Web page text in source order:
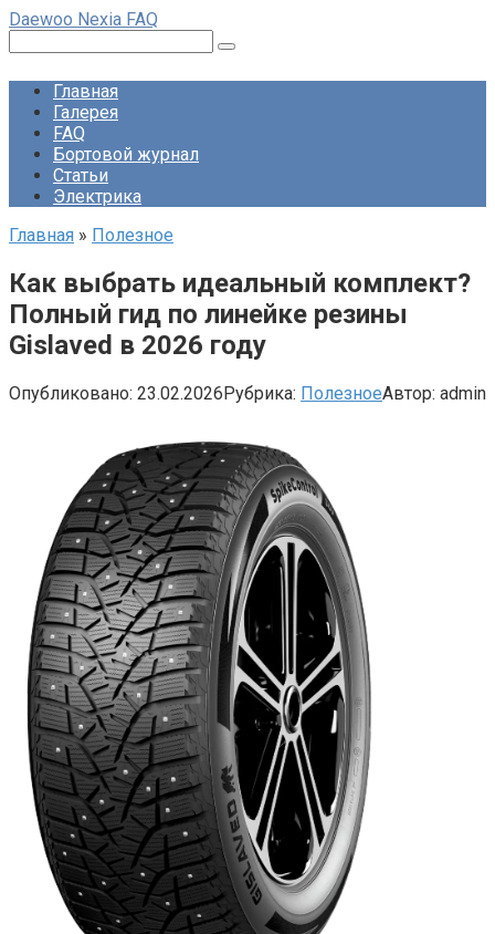
Перейти
контенту
Daewoo Nexia FAQ
Главная
Галерея
FAQ
Бортовой журнал
Статьи
Электрика
Главная » Полезное
Как выбрать идеальный комплект?
Полный гид по линейке резины
Gislaved в 2026 году
Опубликовано: 23.02.2026Рубрика: ПолезноеАвтор: admin